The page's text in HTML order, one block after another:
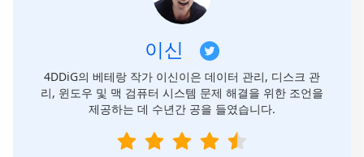
이신
4DDiG의 베테랑 작가 이신이은 데이터 관리, 디스크 관
리, 윈도우 및 맥 검퓨터 시스템 문제 해결을 위한 조언을
제공하는 데 수년간 공을 들였습니다.